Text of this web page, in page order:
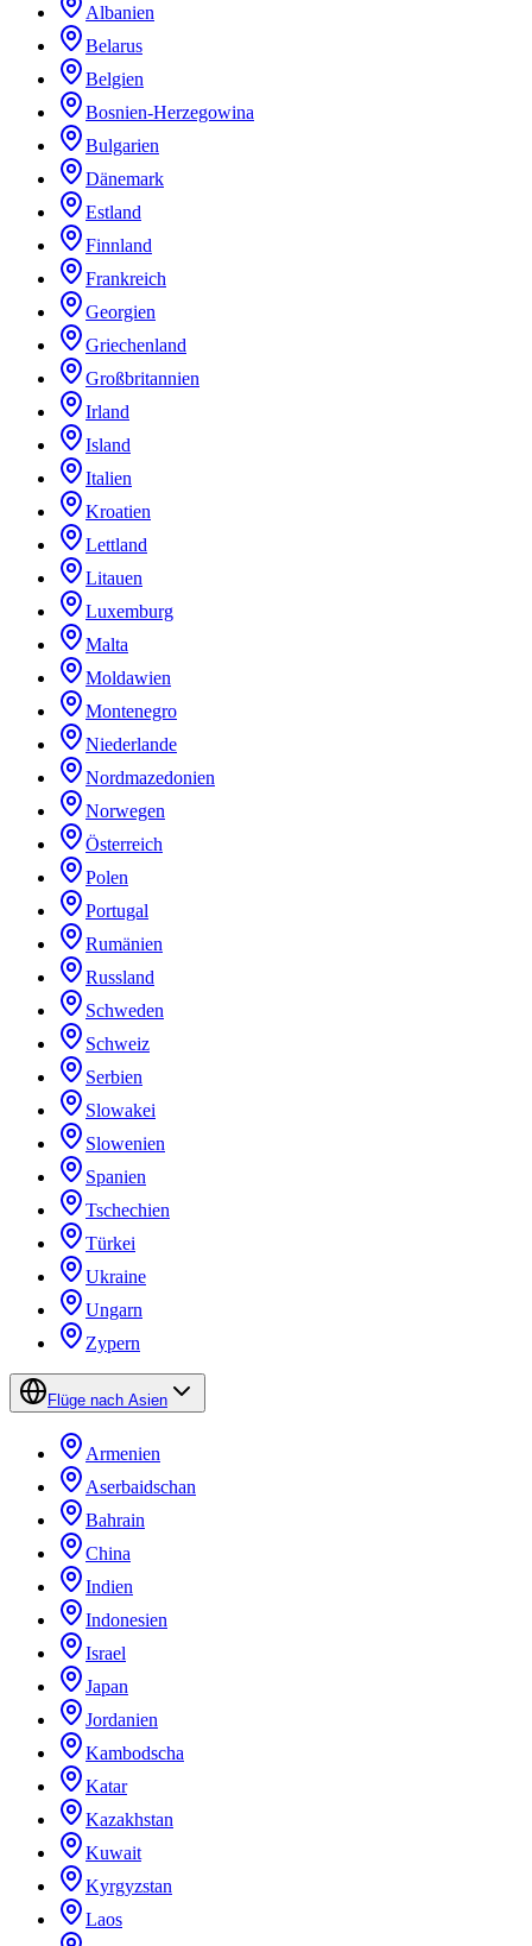
Albanien
Belarus
Belgien
Bosnien-Herzegowina
Bulgarien
Dänemark
Estland
Finnland
Frankreich
Georgien
Griechenland
Großbritannien
Irland
Island
Italien
Kroatien
Lettland
Litauen
Luxemburg
Malta
Moldawien
Montenegro
Niederlande
Nordmazedonien
Norwegen
Österreich
Polen
Portugal
Rumänien
Russland
Schweden
Schweiz
Serbien
Slowakei
Slowenien
Spanien
Tschechien
Türkei
Ukraine
Ungarn
Zypern
Flüge nach Asien
Armenien
Aserbaidschan
Bahrain
China
Indien
Indonesien
Israel
Japan
Jordanien
Kambodscha
Katar
Kazakhstan
Kuwait
Kyrgyzstan
Laos